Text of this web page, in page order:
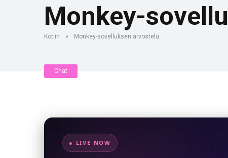
Monkey-
Kotiin » Monkey-sovelluksen arvostelu
Chat
● LIVE NOW